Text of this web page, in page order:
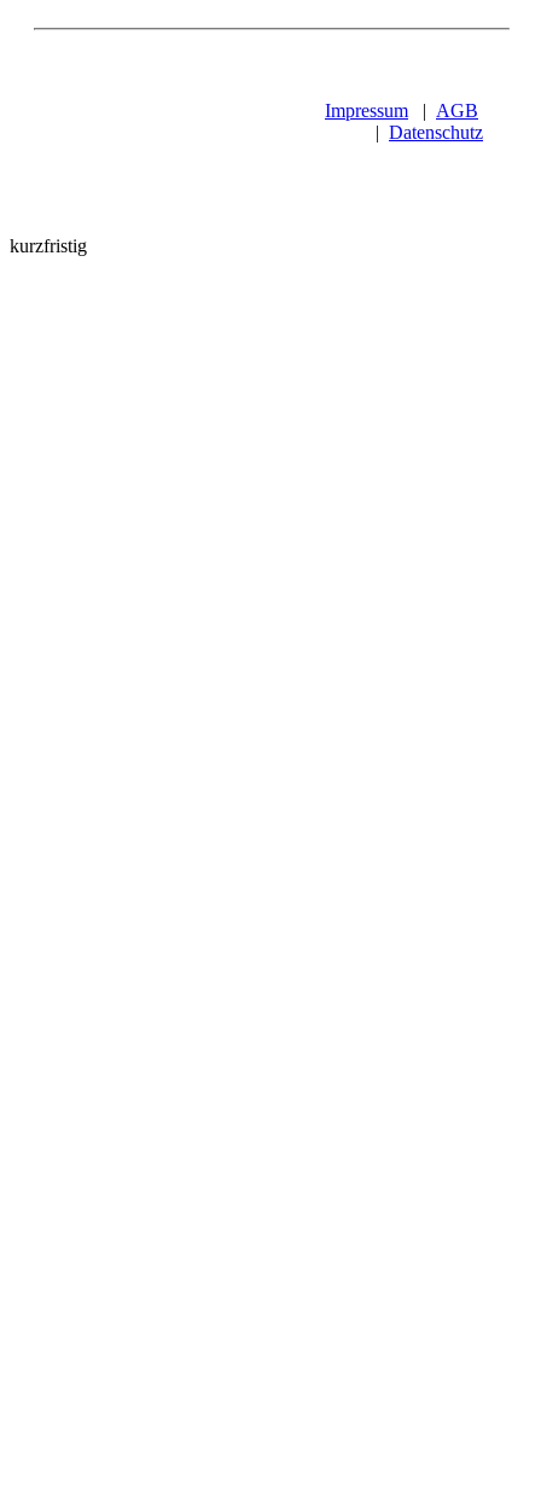
Impressum | AGB
| Datenschutz
kurzfristig